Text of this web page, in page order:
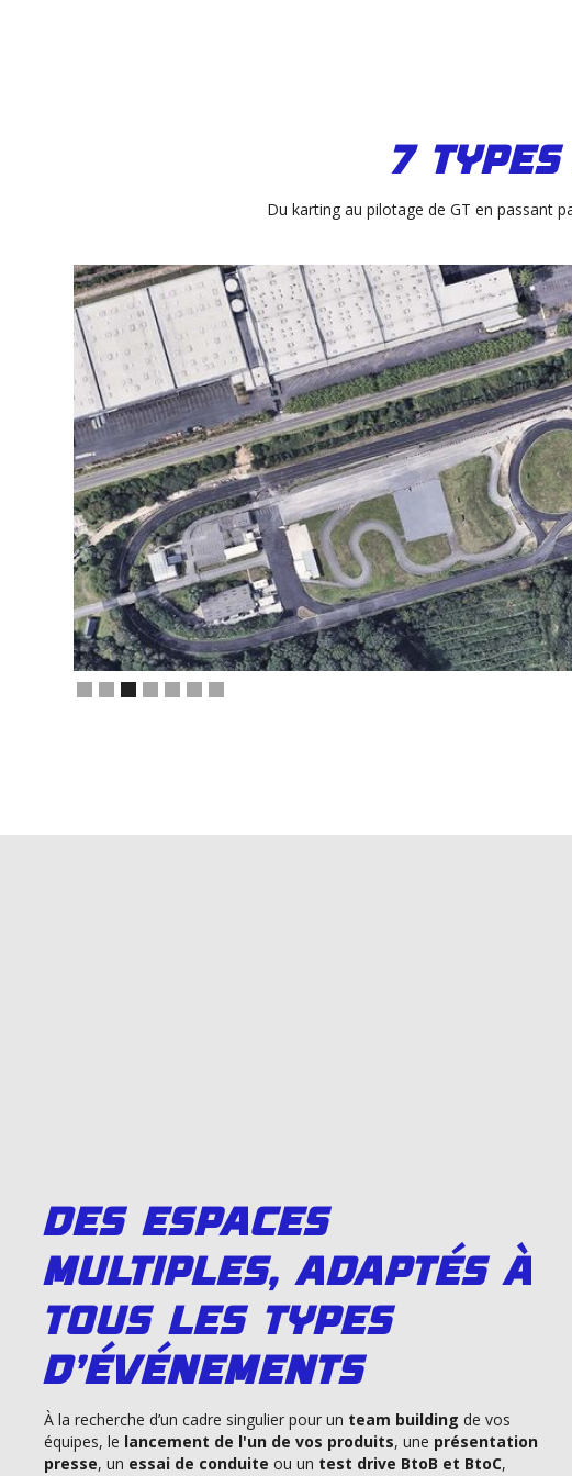
7
Du karting au pilotage de GT en passant
Slide 4 of 7.
Des espaces
multiples, adaptés à
touS les types
d'événements
À la recherche d’un cadre singulier pour un team building de vos
équipes, le lancement de l'un de vos produits, une présentation
presse, un essai de conduite ou un test drive BtoB et BtoC,